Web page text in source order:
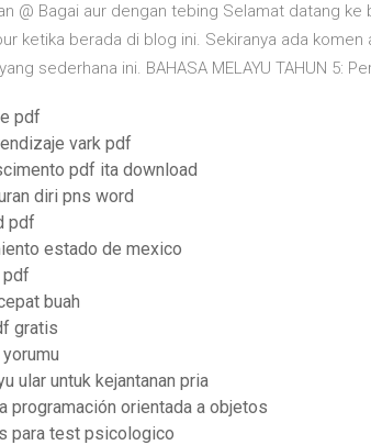
@ Bagai aur dengan tebing Selamat datang
ketika berada di blog ini. Sekiranya ada komen
sederhana ini. BAHASA MELAYU TAHUN 5:
pdf
vark pdf
pdf ita download
diri pns word
pdf
estado de mexico
pdf
buah
gratis
ular untuk kejantanan pria
programación orientada a objetos
para test psicologico